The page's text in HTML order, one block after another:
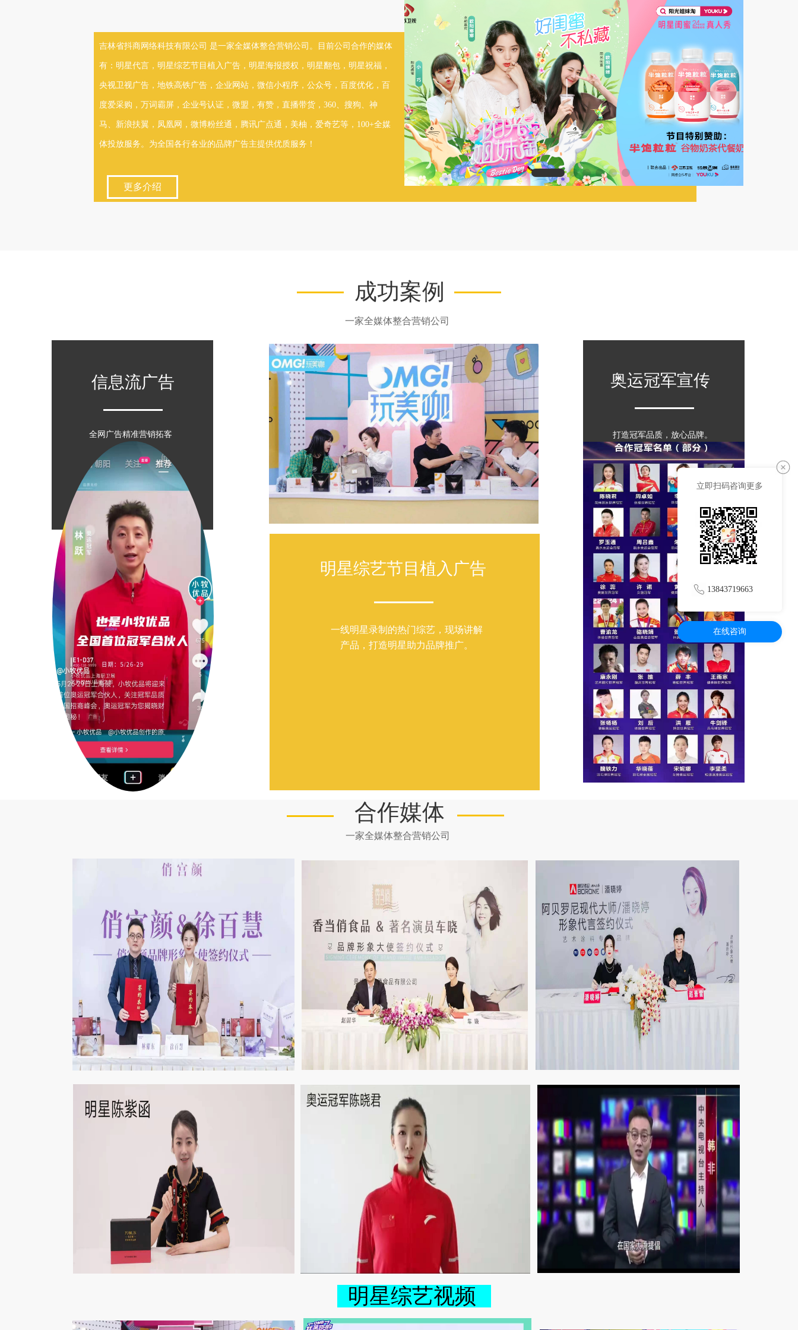
吉林省抖商网络科技有限公司 是一家全媒体整合营销公司。目前公司合作的媒体
有：明星代言，明星综艺节目植入广告，明星海报授权，明星翻包，明星祝福，
央视卫视广告，地铁高铁广告，企业网站，微信小程序，公众号，百度优化，百
度爱采购，万词霸屏，企业号认证，微盟，有赞，直播带货，360、搜狗、神
马、新浪扶翼，凤凰网，微博粉丝通，腾讯广点通，美柚，爱奇艺等，100+全媒
体投放服务。为全国各行各业的品牌广告主提供优质服务！
更多介绍
13843719663
立即扫码咨询更多
在线咨询
成功案例
一家全媒体整合营销公司
信息流广告
明星综艺节目植入广告
奥运冠军宣传
全网广告精准营销拓客
一线明星录制的热门综艺，现场讲解
产品，打造明星助力品牌推广。
打造冠军品质，放心品牌。
合作媒体
一家全媒体整合营销公司
  明星综艺视频